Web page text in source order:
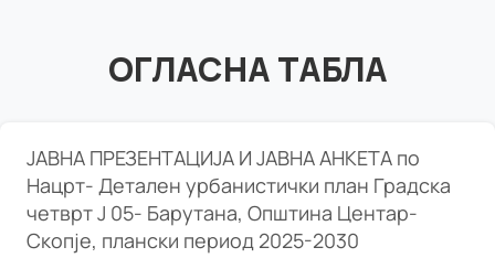
ОГЛАСНА ТАБЛА
ЈАВНА ПРЕЗЕНТАЦИЈА И ЈАВНА АНКЕТА по
Нацрт- Детален урбанистички план Градска
четврт Ј 05- Барутана, Општина Центар-
Скопје, плански период 2025-2030